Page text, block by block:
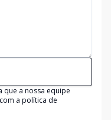
que a nossa equipe
a política de